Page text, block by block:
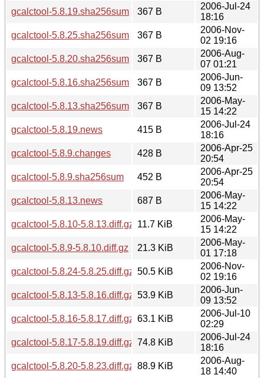
gcalctool-5.8.19.sha256sum
367 B
2006-Jul-24
18:16
gcalctool-5.8.25.sha256sum
367 B
2006-Nov-
02 19:16
gcalctool-5.8.20.sha256sum
367 B
2006-Aug-
07 01:21
gcalctool-5.8.16.sha256sum
367 B
2006-Jun-
09 13:52
gcalctool-5.8.13.sha256sum
367 B
2006-May-
15 14:22
gcalctool-5.8.19.news
415 B
2006-Jul-24
18:16
gcalctool-5.8.9.changes
428 B
2006-Apr-25
20:54
gcalctool-5.8.9.sha256sum
452 B
2006-Apr-25
20:54
gcalctool-5.8.13.news
687 B
2006-May-
15 14:22
gcalctool-5.8.10-5.8.13.diff.gz
11.7 KiB
2006-May-
15 14:22
gcalctool-5.8.9-5.8.10.diff.gz
21.3 KiB
2006-May-
01 17:18
gcalctool-5.8.24-5.8.25.diff.gz 50.5 KiB
2006-Nov-
02 19:16
gcalctool-5.8.13-5.8.16.diff.gz 53.9 KiB
2006-Jun-
09 13:52
gcalctool-5.8.16-5.8.17.diff.gz 63.1 KiB
2006-Jul-10
02:29
gcalctool-5.8.17-5.8.19.diff.gz 74.8 KiB
2006-Jul-24
18:16
gcalctool-5.8.20-5.8.23.diff.gz 88.9 KiB
2006-Aug-
18 14:40